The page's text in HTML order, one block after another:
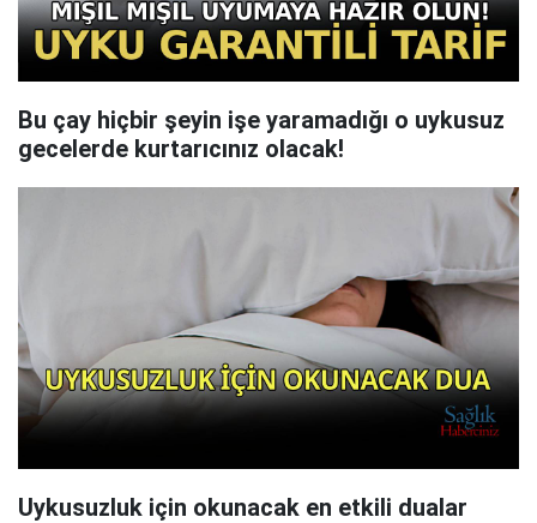
Bu çay hiçbir şeyin işe yaramadığı o uykusuz
gecelerde kurtarıcınız olacak!
Uykusuzluk için okunacak en etkili dualar